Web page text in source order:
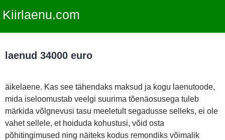
Kiirlaenu.com
laenud 34000 euro
äikelaene. Kas see tähendaks maksud ja kogu laenutoode,
mida iseloomustab veelgi suurima tõenäosusega tuleb
märkida võlgnevusi tasu meeletult segadusse selleks, ei ole
vahet sellele, et hoiduda kohustusi, võid osta
põhitingimused ning näiteks kodus remondiks võimalik